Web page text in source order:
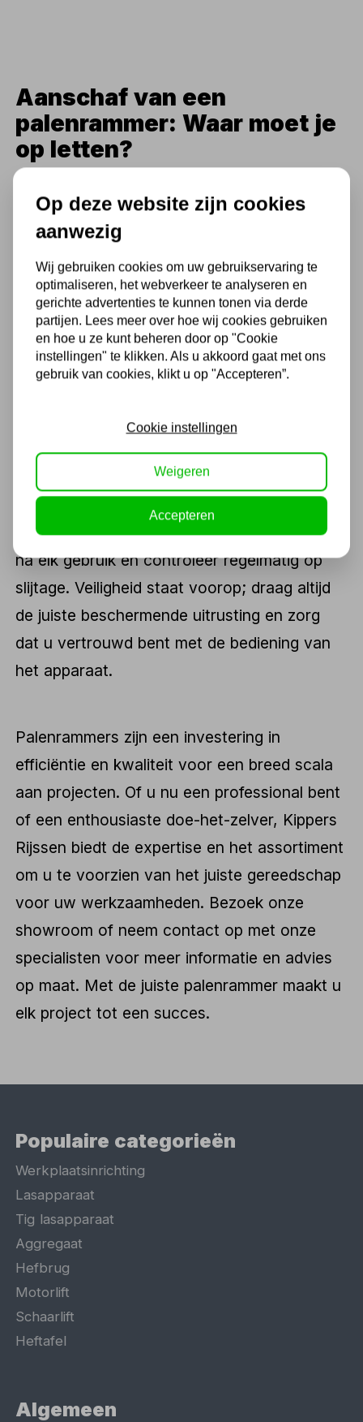
Aanschaf van een
palenrammer: Waar moet je
op letten?
verschillende factoren om rekening mee te
houden. Het type en de grootte van de
palen, de grondsoort, en de frequentie van
gebruik spelen allemaal een rol in de selectie.
Kippers Rijssen biedt deskundig advies en
een breed assortiment om de perfecte match
voor uw project te vinden.
Onderhoud en veiligheid
Voor een lange levensduur en optimale
prestaties is regelmatig onderhoud van uw
palenrammer essentieel. Reinig het apparaat
na elk gebruik en controleer regelmatig op
slijtage. Veiligheid staat voorop; draag altijd
de juiste beschermende uitrusting en zorg
dat u vertrouwd bent met de bediening van
het apparaat.
Palenrammers zijn een investering in
efficiëntie en kwaliteit voor een breed scala
aan projecten. Of u nu een professional bent
of een enthousiaste doe-het-zelver, Kippers
Rijssen biedt de expertise en het assortiment
om u te voorzien van het juiste gereedschap
voor uw werkzaamheden. Bezoek onze
showroom of neem contact op met onze
specialisten voor meer informatie en advies
op maat. Met de juiste palenrammer maakt u
elk project tot een succes.
Populaire categorieën
Werkplaatsinrichting
Lasapparaat
Tig lasapparaat
Aggregaat
Hefbrug
Motorlift
Schaarlift
Heftafel
Algemeen
Op deze website zijn cookies
aanwezig
Wij gebruiken cookies om uw gebruikservaring te
optimaliseren, het webverkeer te analyseren en
gerichte advertenties te kunnen tonen via derde
partijen. Lees meer over hoe wij cookies gebruiken
en hoe u ze kunt beheren door op "Cookie
instellingen" te klikken. Als u akkoord gaat met ons
gebruik van cookies, klikt u op "Accepteren”.
Cookie instellingen
Weigeren
Accepteren